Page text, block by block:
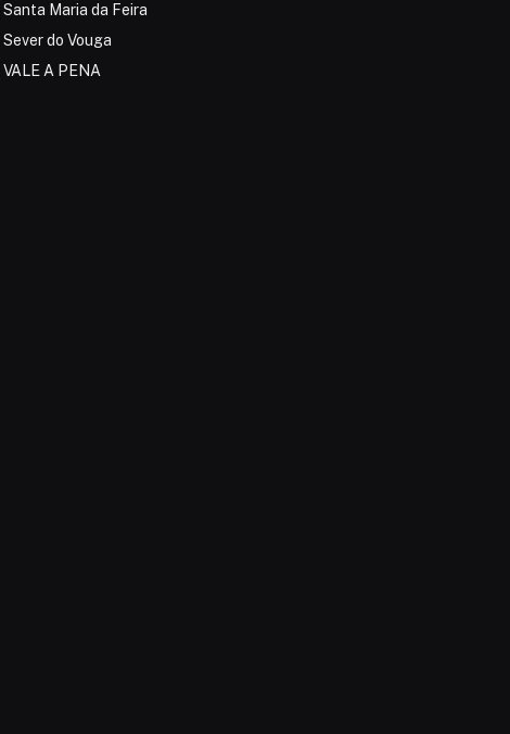
Santa Maria da Feira
Sever do Vouga
VALE A PENA